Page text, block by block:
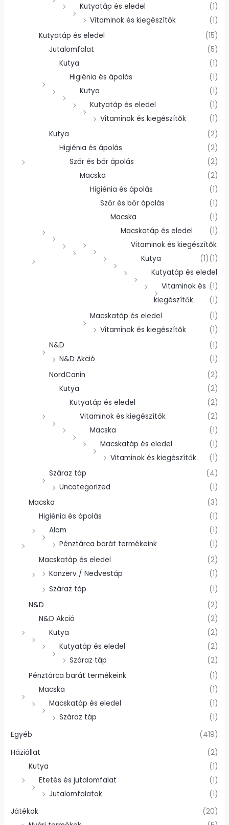
Kutyatáp és eledel
(1)
Vitaminok és kiegészítők
(1)
Kutyatáp és eledel
(15)
Jutalomfalat
(5)
Kutya
(1)
Higiénia és ápolás
(1)
Kutya
(1)
Kutyatáp és eledel
(1)
Vitaminok és kiegészítők
(1)
Kutya
(2)
Higiénia és ápolás
(2)
Szőr és bőr ápolás
(2)
Macska
(2)
Higiénia és ápolás
(1)
Szőr és bőr ápolás
(1)
Macska
(1)
Macskatáp és eledel
(1)
Vitaminok és kiegészítők
(1)
Kutya
(1)
Kutyatáp és eledel
(1)
Vitaminok és
kiegészítők
(1)
Macskatáp és eledel
(1)
Vitaminok és kiegészítők
(1)
N&D
(1)
N&D Akció
(1)
NordCanin
(2)
Kutya
(2)
Kutyatáp és eledel
(2)
Vitaminok és kiegészítők
(2)
Macska
(1)
Macskatáp és eledel
(1)
Vitaminok és kiegészítők
(1)
Száraz táp
(4)
Uncategorized
(1)
Macska
(3)
Higiénia és ápolás
(1)
Alom
(1)
Pénztárca barát termékeink
(1)
Macskatáp és eledel
(2)
Konzerv / Nedvestáp
(1)
Száraz táp
(1)
N&D
(2)
N&D Akció
(2)
Kutya
(2)
Kutyatáp és eledel
(2)
Száraz táp
(2)
Pénztárca barát termékeink
(1)
Macska
(1)
Macskatáp és eledel
(1)
Száraz táp
(1)
Egyéb
(419)
Háziállat
(2)
Kutya
(1)
Etetés és jutalomfalat
(1)
Jutalomfalatok
(1)
Játékok
(20)